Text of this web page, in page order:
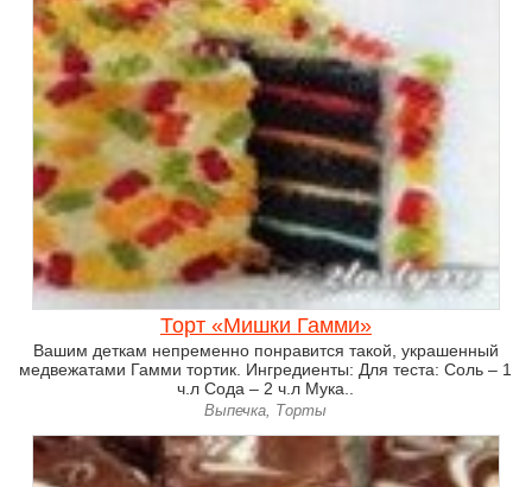
Торт «Мишки Гамми»
Вашим деткам непременно понравится такой, украшенный
медвежатами Гамми тортик. Ингредиенты: Для теста: Соль – 1
ч.л Сода – 2 ч.л Мука..
Выпечка, Торты